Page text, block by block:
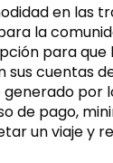
en las
la
para que
sus cuentas
por
de pago,
un viaje y